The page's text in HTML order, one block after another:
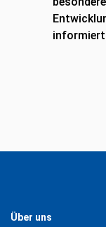
Über uns